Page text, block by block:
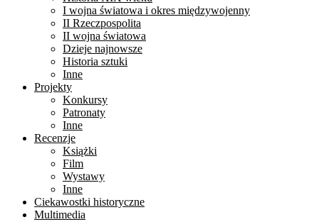
I wojna światowa i okres międzywojenny
II Rzeczpospolita
II wojna światowa
Dzieje najnowsze
Historia sztuki
Inne
Projekty
Konkursy
Patronaty
Inne
Recenzje
Książki
Film
Wystawy
Inne
Ciekawostki historyczne
Multimedia